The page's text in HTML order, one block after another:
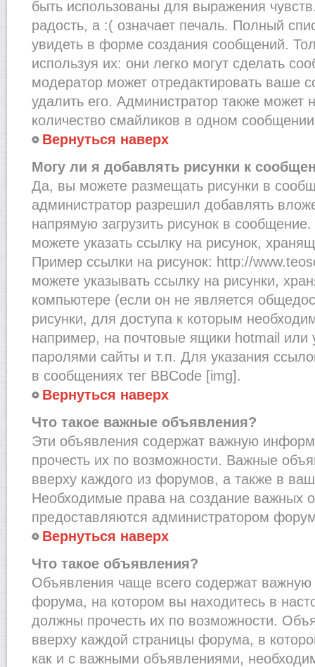
быть использованы для выражения
радость, а :( означает печаль. Полный
увидеть в форме создания сообщений.
используя их: они легко могут сделать
модератор может отредактировать ваше
удалить его. Администратор также может
количество смайликов в одном
Вернуться наверх
Могу ли я добавлять рисунки к
Да, вы можете размещать рисунки в
администратор разрешил добавлять
напрямую загрузить рисунок в
можете указать ссылку на рисунок,
Пример ссылки на рисунок: http://
можете указывать ссылку на рисунки,
компьютере (если он не является
рисунки, для доступа к которым
например, на почтовые ящики hotmail
паролями сайты и т.п. Для указания
в сообщениях тег BBCode [img].
Вернуться наверх
Что такое важные объявления?
Эти объявления содержат важную
прочесть их по возможности. Важные
вверху каждого из форумов, а также в
Необходимые права на создание важных
предоставляются администратором
Вернуться наверх
Что такое объявления?
Объявления чаще всего содержат
форума, на котором вы находитесь в
должны прочесть их по возможности.
вверху каждой страницы форума, в
как и с важными объявлениями,